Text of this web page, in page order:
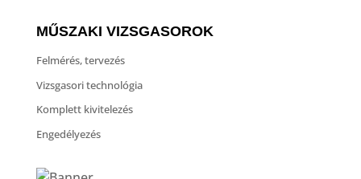
MŰSZAKI VIZSGASOROK
Felmérés, tervezés
Vizsgasori technológia
Komplett kivitelezés
Engedélyezés